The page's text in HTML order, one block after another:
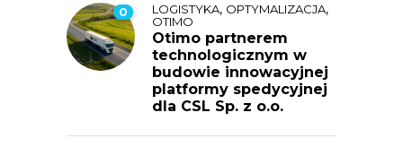
0 LOGISTYKA, OPTYMALIZACJA,
OTIMO
Otimo partnerem
technologicznym w
budowie innowacyjnej
platformy spedycyjnej
dla CSL Sp. z o.o.